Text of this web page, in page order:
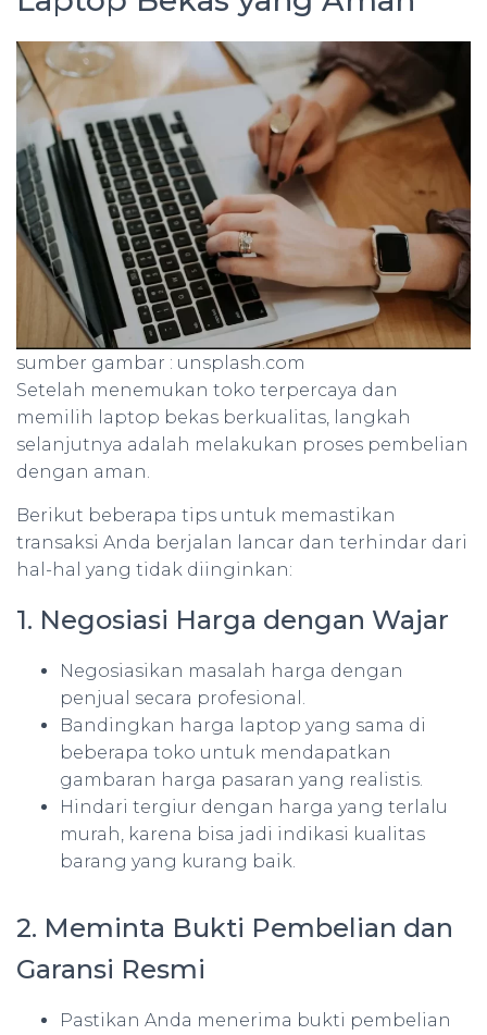
sumber gambar : unsplash.com
Setelah menemukan toko terpercaya dan
memilih laptop bekas berkualitas, langkah
selanjutnya adalah melakukan proses pembelian
dengan aman.
Berikut beberapa tips untuk memastikan
transaksi Anda berjalan lancar dan terhindar dari
hal-hal yang tidak diinginkan:
1. Negosiasi Harga dengan Wajar
Negosiasikan masalah harga dengan
penjual secara profesional.
Bandingkan harga laptop yang sama di
beberapa toko untuk mendapatkan
gambaran harga pasaran yang realistis.
Hindari tergiur dengan harga yang terlalu
murah, karena bisa jadi indikasi kualitas
barang yang kurang baik.
2. Meminta Bukti Pembelian dan
Garansi Resmi
Pastikan Anda menerima bukti pembelian